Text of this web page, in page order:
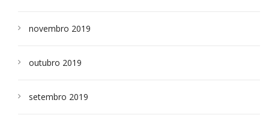
novembro 2019
outubro 2019
setembro 2019